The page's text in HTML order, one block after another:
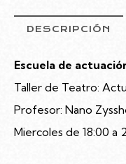
DESCRIPCIÓN
Escuela de
Taller de Teatro:
Profesor: Nano
Miercoles de 18:00 a